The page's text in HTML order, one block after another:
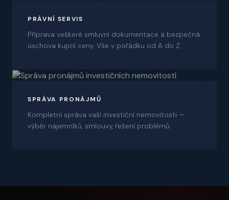
PRÁVNÍ SERVIS
Příprava veškeré smluvní dokumentace a bezpečná
úschova kupní ceny. Vše v pořádku od A do Z.
SPRÁVA PRONÁJMŮ
Kompletní správa vaší investiční nemovitosti —
výběr nájemníků, smlouvy, řešení problémů.